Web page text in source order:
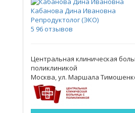
Кабанова Дина Ивановна
Репродуктолог (ЭКО)
5 96 отзывов
Центральная клиническая
поликлиникой
Москва, ул. Маршала